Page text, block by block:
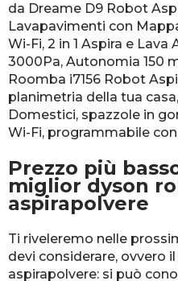
da Dreame D9 Robot
Lavapavimenti con
Wi-Fi, 2 in 1 Aspira e
3000Pa, Autonomia 150
Roomba i7156 Robot
planimetria della tua
Domestici, spazzole in
Wi-Fi, programmabile
Prezzo più
miglior dyson
aspirapolvere
Ti riveleremo nelle
devi considerare, ovvero
aspirapolvere: si può